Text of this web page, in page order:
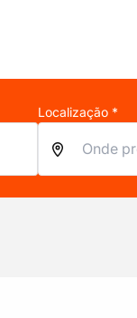
Localização *